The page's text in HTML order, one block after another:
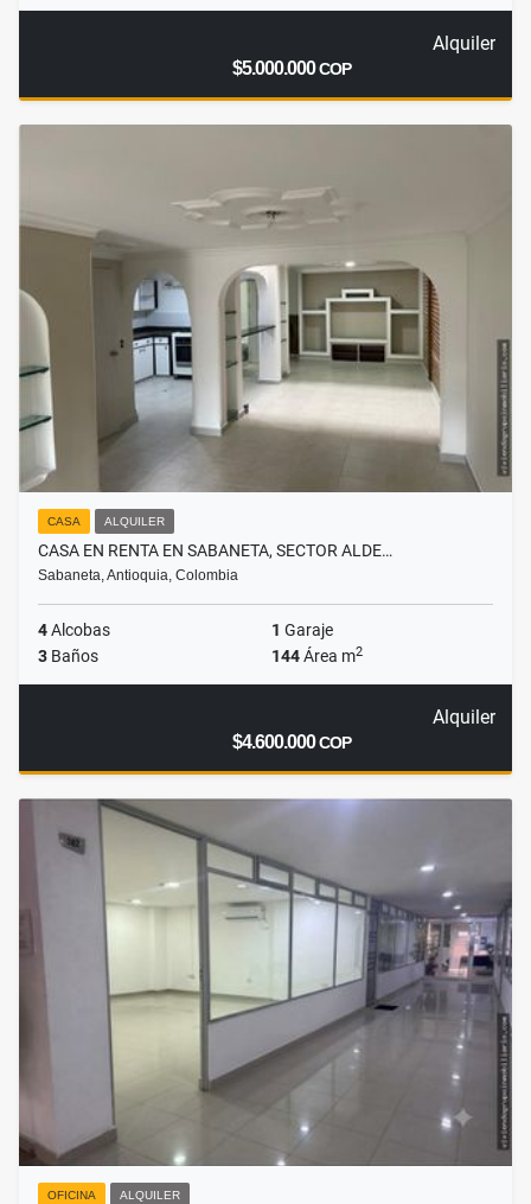
Alquiler
$5.000.000COP
CASA ALQUILER
CASA EN RENTA EN SABANETA, SECTOR ALDE…
Sabaneta, Antioquia, Colombia
4Alcobas 1 Garaje
3 Baños 144Área m2
Alquiler
$4.600.000COP
OFICINA ALQUILER